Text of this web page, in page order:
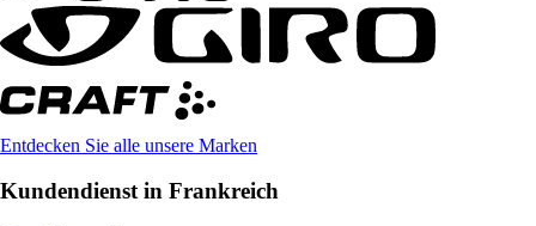
Entdecken Sie alle unsere Marken
Kundendienst in Frankreich